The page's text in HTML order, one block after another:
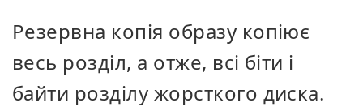
Резервна копія образу копіює
весь розділ, а отже, всі біти і
байти розділу жорсткого диска.